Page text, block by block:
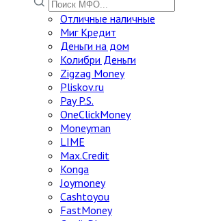
Отличные наличные
Миг Кредит
Деньги на дом
Колибри Деньги
Zigzag Money
Pliskov.ru
Pay P.S.
OneClickMoney
Moneyman
LIME
Max.Credit
Konga
Joymoney
Cashtoyou
FastMoney